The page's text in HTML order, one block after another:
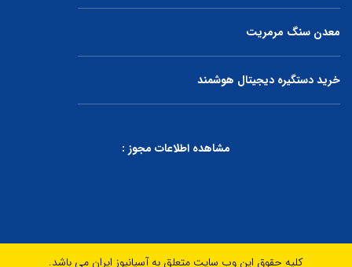
معدن سنگ مرمریت
خرید دستگیره دیجیتال هوشمند
مشاهده اطلاعات مجوز :
کلیه حقوق این وب سایت متعلق به آسیانیوز ایران می باشد.